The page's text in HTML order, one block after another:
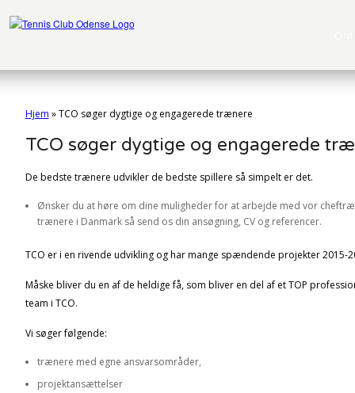
Hjem »TCO søger dygtige og engagerede trænere
TCO søger dygtige og engagerede
De bedste trænere udvikler de bedste spillere så simpelt er det.
Ønsker du at høre om dine muligheder for at arbejde med vor
trænere i Danmark så send os din ansøgning, CV og referencer.
TCO er i en rivende udvikling og har mange spændende projekter 2015-
Måske bliver du en af de heldige få, som bliver en del af et TOP
team i TCO.
Vi søger følgende:
trænere med egne ansvarsområder,
projektansættelser